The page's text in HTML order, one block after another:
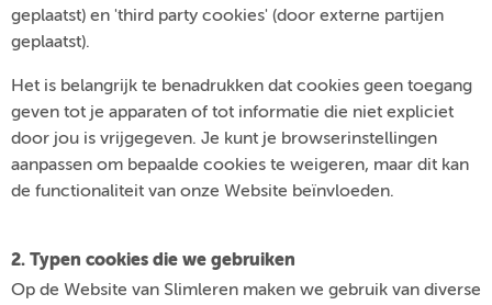
geplaatst) en 'third party cookies' (door externe partijen
geplaatst).
Het is belangrijk te benadrukken dat cookies geen toegang
geven tot je apparaten of tot informatie die niet expliciet
door jou is vrijgegeven. Je kunt je browserinstellingen
aanpassen om bepaalde cookies te weigeren, maar dit kan
de functionaliteit van onze Website beïnvloeden.
2. Typen cookies die we gebruiken
Op de Website van Slimleren maken we gebruik van diverse